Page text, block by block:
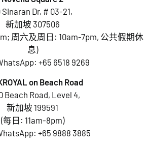
Sinaran Dr, # 03-21,
新加坡 307506
周六及周日: 10am-7pm, 公共假期休
息)
+65 6518 9269
on Beach Road
Beach Road, Level 4,
新加坡 199591
(每日: 11am-8pm)
+65 9888 3885